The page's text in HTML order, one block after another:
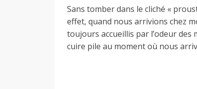
a
n
Sans tomber dans le cliché «
effet, quand nous arrivions chez
toujours accueillis par l’odeur des
cuire pile au moment où nous